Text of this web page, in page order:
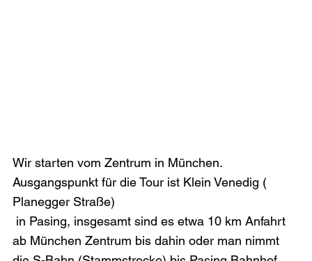
Wir starten vom Zentrum in München.
Ausgangspunkt für die Tour ist Klein Venedig (
Planegger Straße)
ab München Zentrum bis dahin oder man nimmt